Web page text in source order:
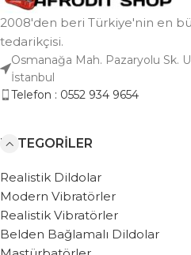
2008'den beri Türkiye'nin en
tedarikçisi.
Osmanağa Mah. Pazaryolu Sk.
İstanbul
Telefon : 0552 934 9654
KATEGORILER
Realistik Dildolar
Modern Vibratörler
Realistik Vibratörler
Belden Bağlamalı Dildolar